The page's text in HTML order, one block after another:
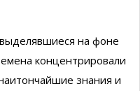
на фоне
концентрировали
знания и